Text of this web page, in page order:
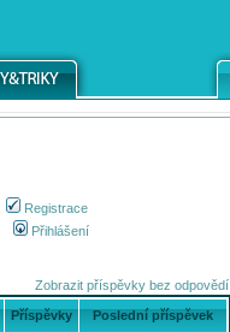
Registrace
Přihlášení
Zobrazit příspěvky bez odpovědí
Příspěvky Poslední příspěvek